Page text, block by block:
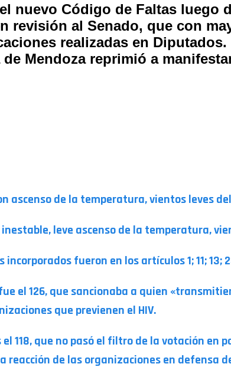
nuevo Código de Faltas
revisión al Senado, que con
realizadas en
Mendoza reprimió a
ascenso de la temperatura, vientos leves
leve ascenso de la temperatura,
fueron en los artículos 1; 11; 13;
el 126, que sancionaba a quien
que previenen el HIV.
118, que no pasó el filtro de la votación en
reacción de las organizaciones en defensa